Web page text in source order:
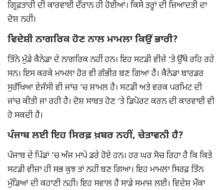
ਗ੍ਰਿਫ਼ਤਾਰੀ ਦੀ ਕਾਰਵਾਈ ਦੌਰਾਨ ਹੀ ਹੋਈਆਂ। ਕਿਸੇ ਤਰ੍ਹਾਂ ਦੀ ਜ਼ਿਆਦਤੀ ਦਾ
ਦੋਸ਼ ਨਹੀਂ।
ਵਿਦੇਸ਼ੀ ਨਾਗਰਿਕ ਹੋਣ ਨਾਲ ਮਾਮਲਾ ਕਿਉਂ ਭਾਰੀ?
ਤਿੰਨੇ ਮੁੰਡੇ ਕੈਨੇਡਾ ਦੇ ਨਾਗਰਿਕ ਨਹੀਂ ਹਨ। ਇਹ ਸਟਡੀ ਵੀਜ਼ੇ ‘ਤੇ ਉੱਥੇ ਰਹਿ ਰਹੇ
ਸਨ। ਇਸ ਕਰਕੇ ਮਾਮਲਾ ਹੋਰ ਵੀ ਗੰਭੀਰ ਬਣ ਗਿਆ ਹੈ। ਕੈਨੇਡਾ ਬਾਰਡਰ
ਸੁਰੱਖਿਆ ਏਜੰਸੀ ਵੀ ਜਾਂਚ ‘ਚ ਸ਼ਾਮਲ ਹੈ। ਸਟਡੀ ਅਤੇ ਵਰਕ ਪਰਮਿਟ ਦੀ
ਜਾਂਚ ਕੀਤੀ ਜਾ ਰਹੀ ਹੈ। ਦੋਸ਼ ਸਾਬਤ ਹੋਣ ‘ਤੇ ਡਿਪੋਰਟ ਕਰਨ ਦੀ ਕਾਰਵਾਈ ਵੀ
ਹੋ ਸਕਦੀ ਹੈ।
ਪੰਜਾਬ ਲਈ ਇਹ ਸਿਰਫ਼ ਖ਼ਬਰ ਨਹੀਂ, ਚੇਤਾਵਨੀ ਹੈ?
ਪੰਜਾਬ ਦੇ ਪਿੰਡਾਂ ‘ਚ ਅੱਜ ਮਾਪੇ ਡਰੇ ਹੋਏ ਹਨ। ਹਰ ਘਰ ਸੋਚ ਰਿਹਾ ਹੈ ਕਿ ਕਿਤੇ
ਸਟਡੀ ਵੀਜ਼ਾ ਹੀ ਸਭ ਕੁਝ ਤਾਂ ਨਹੀਂ ਬਣ ਗਿਆ। ਇਹ ਮਾਮਲਾ ਸਿਰਫ਼ ਤਿੰਨ
ਮੁੰਡਿਆਂ ਦੀ ਕਹਾਣੀ ਨਹੀਂ। ਇਹ ਸਵਾਲ ਹੈ ਸਾਡੇ ਸਮਾਜ ਲਈ। ਵਿਦੇਸ਼ ਮੌਕਾ